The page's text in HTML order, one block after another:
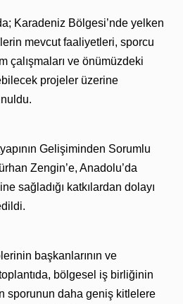
Karadeniz Bölgesi’nde yelken
mevcut faaliyetleri, sporcu
çalışmaları ve önümüzdeki
projeler üzerine
Gelişiminden Sorumlu
Zengin’e, Anadolu’da
sağladığı katkılardan dolayı
başkanlarının ve
bölgesel iş birliğinin
sporunun daha geniş kitlelere